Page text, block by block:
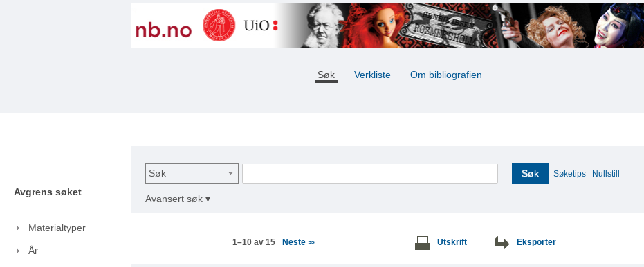
Søk Verkliste Om bibliografien
Avgrens søket
Materialtyper
År
Søk Søk Søketips Nullstill
Avansert søk ▾
1–10 av 15 Neste>> Utskrift Eksporter